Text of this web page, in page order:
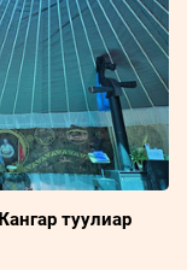
туулиар